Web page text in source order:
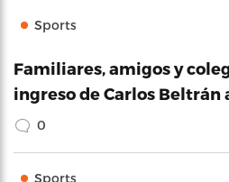
Sports
Familiares, amigos y
ingreso de Carlos Beltrán
0
Sports